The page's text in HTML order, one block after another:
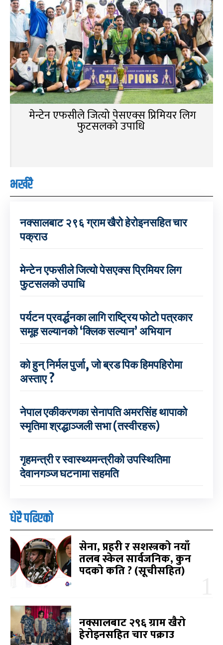
मेन्टेन एफसीले जित्यो पेसएक्स प्रिमियर लिग
फुटसलको उपाधि
भर्खरै
नक्सालबाट २९६ ग्राम खैरो हेरोइनसहित चार
पक्राउ
मेन्टेन एफसीले जित्यो पेसएक्स प्रिमियर लिग
फुटसलको उपाधि
पर्यटन प्रवर्द्धनका लागि राष्ट्रिय फोटो पत्रकार
समूह सल्यानको ‘क्लिक सल्यान’ अभियान
को हुन् निर्मल पुर्जा, जो ब्रड पिक हिमपहिरोमा
अस्ताए ?
नेपाल एकीकरणका सेनापति अमरसिंह थापाको
स्मृतिमा श्रद्धाञ्जली सभा (तस्वीरहरू)
गृहमन्त्री र स्वास्थ्यमन्त्रीको उपस्थितिमा
देवानगञ्ज घटनामा सहमति
धेरै पढिएको
सेना, प्रहरी र सशस्त्रको नयाँ
तलब स्केल सार्वजनिक, कुन
पदको कति ? (सूचीसहित)
नक्सालबाट २९६ ग्राम खैरो
हेरोइनसहित चार पक्राउ